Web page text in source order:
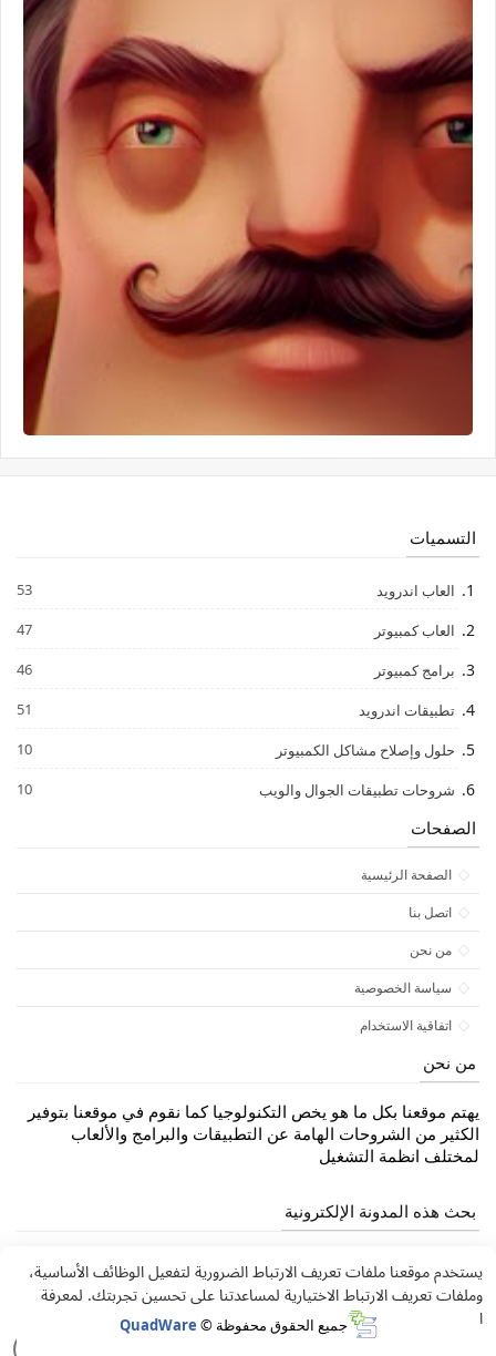
يستخدم موقعنا ملفات تعريف الارتباط الضرورية لتفعيل الوظائف الأساسية،
وملفات تعريف الارتباط الاختيارية لمساعدتنا على تحسين تجربتك. لمعرفة
المزيد عن سياسة الكوكيز، انقر على "
تفاصيل السياسة".
التسميات
العاب اندرويد 53
العاب كمبيوتر 47
برامج كمبيوتر 46
تطبيقات اندرويد 51
حلول وإصلاح مشاكل الكمبيوتر 10
شروحات تطبيقات الجوال والويب 10
الصفحات
الصفحة الرئيسية
اتصل بنا
من نحن
سياسة الخصوصية
اتفاقية الاستخدام
من نحن
يهتم موقعنا بكل ما هو يخص التكنولوجيا كما نقوم في موقعنا بتوفير
الكثير من الشروحات الهامة عن التطبيقات والبرامج والألعاب
لمختلف انظمة التشغيل
بحث هذه المدونة الإلكترونية
جميع الحقوق محفوظة © QuadWare